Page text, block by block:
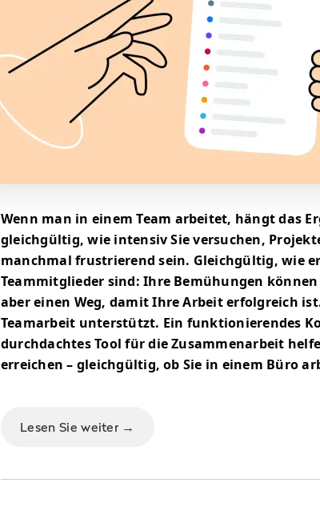
Wenn man in einem Team arbeitet, hängt das
gleichgültig, wie intensiv Sie versuchen,
manchmal frustrierend sein. Gleichgültig, wie
Teammitglieder sind: Ihre Bemühungen
aber einen Weg, damit Ihre Arbeit erfolgreich
Teamarbeit unterstützt. Ein funktionierendes
durchdachtes Tool für die Zusammenarbeit
erreichen – gleichgültig, ob Sie in einem Büro
Lesen Sie weiter →